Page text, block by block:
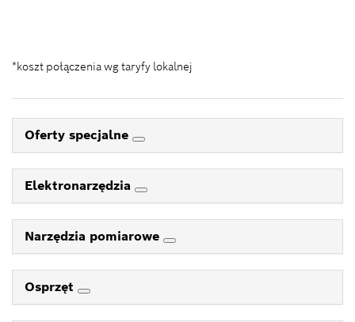
*koszt połączenia wg taryfy lokalnej
Oferty specjalne
Elektronarzędzia
Narzędzia pomiarowe
Osprzęt